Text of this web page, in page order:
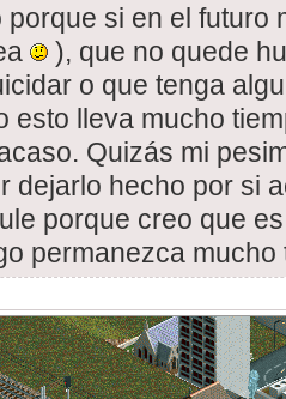
porque si en el futuro
), que no quede
o que tenga
esto lleva mucho
Quizás mi
dejarlo hecho por si
porque creo que
permanezca mucho